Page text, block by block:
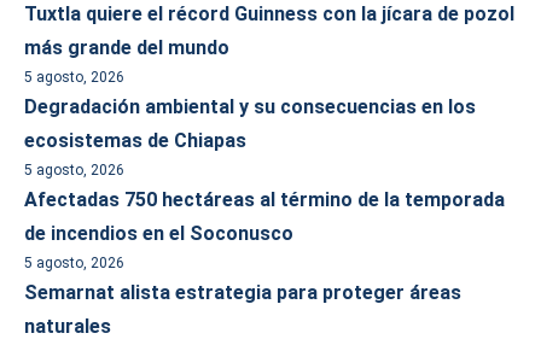
Tuxtla quiere el récord Guinness con la jícara de pozol
más grande del mundo
5 agosto, 2026
Degradación ambiental y su consecuencias en los
ecosistemas de Chiapas
5 agosto, 2026
Afectadas 750 hectáreas al término de la temporada
de incendios en el Soconusco
5 agosto, 2026
Semarnat alista estrategia para proteger áreas
naturales